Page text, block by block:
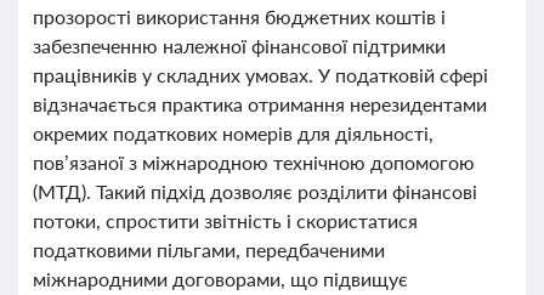
прозорості використання бюджетних коштів і
забезпеченню належної фінансової підтримки
працівників у складних умовах. У податковій сфері
відзначається практика отримання нерезидентами
окремих податкових номерів для діяльності,
пов’язаної з міжнародною технічною допомогою
(МТД). Такий підхід дозволяє розділити фінансові
потоки, спростити звітність і скористатися
податковими пільгами, передбаченими
міжнародними договорами, що підвищує